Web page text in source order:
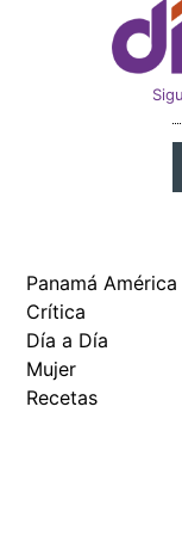
Panamá América
Crítica
Día a Día
Mujer
Recetas